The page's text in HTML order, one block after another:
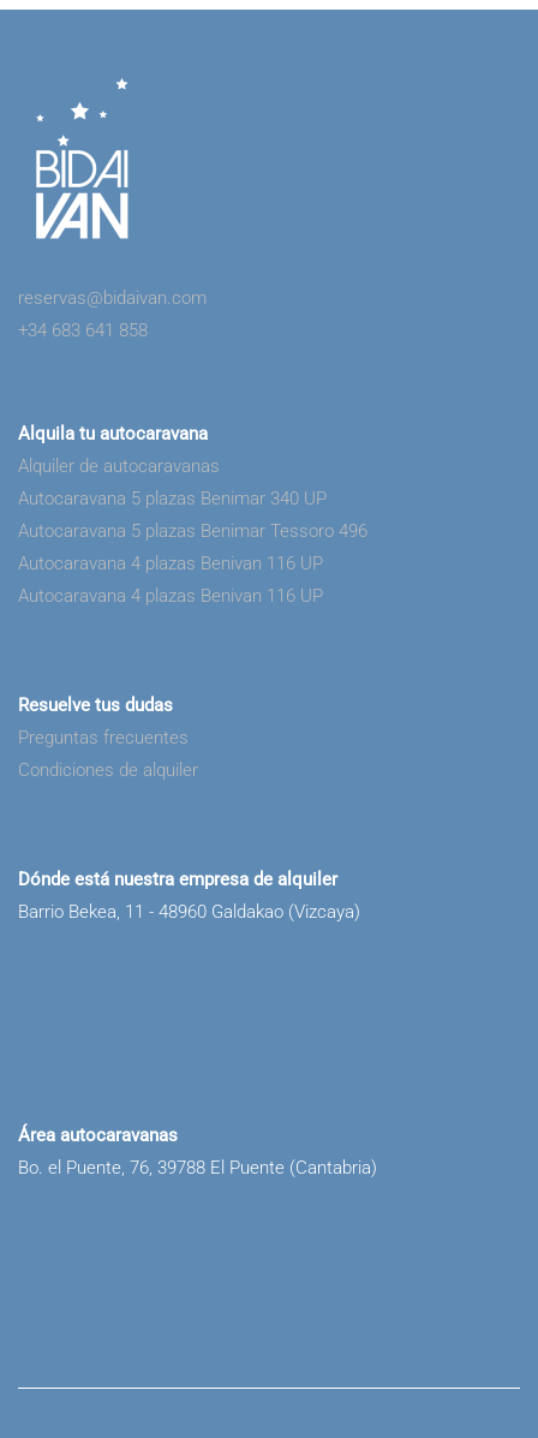
reservas@bidaivan.com
+34 683 641 858
Alquila tu autocaravana
Alquiler de autocaravanas
Autocaravana 5 plazas Benimar 340 UP
Autocaravana 5 plazas Benimar Tessoro 496
Autocaravana 4 plazas Benivan 116 UP
Autocaravana 4 plazas Benivan 116 UP
Resuelve tus dudas
Preguntas frecuentes
Condiciones de alquiler
Dónde está nuestra empresa de alquiler
Barrio Bekea, 11 - 48960 Galdakao (Vizcaya)
Área autocaravanas
Bo. el Puente, 76, 39788 El Puente (Cantabria)